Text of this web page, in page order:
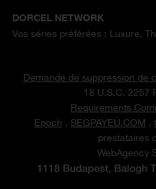
DORCEL NETWORK
Vos séries préférées : Luxure,
Demande de suppression de
18 U.S.C. 2257
Requirements
Epoch , SEGPAYEU.COM ,
prestataires
WebAgency